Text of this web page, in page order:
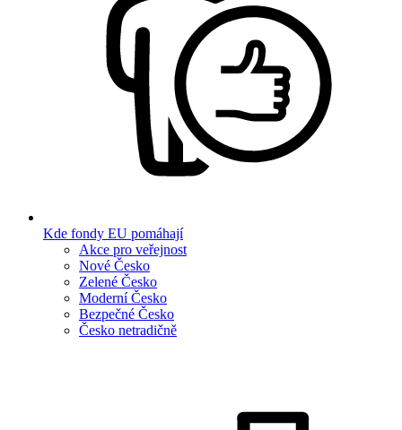
Kde fondy EU pomáhají
Akce pro veřejnost
Nové Česko
Zelené Česko
Moderní Česko
Bezpečné Česko
Česko netradičně